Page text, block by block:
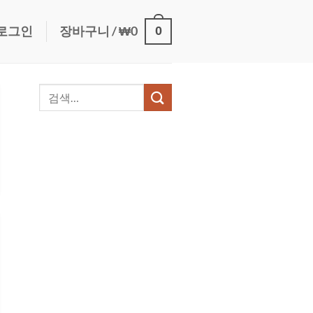
그인 장바구니 /₩0 0